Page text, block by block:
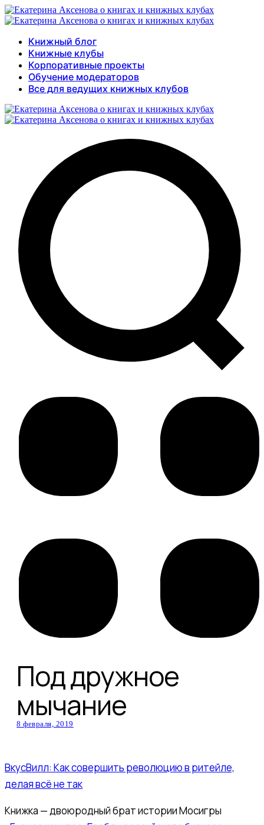
Книжный блог
Книжные клубы
Корпоративные проекты
Обучение модераторов
Все для ведущих книжных клубов
Под дружное
мычание
8 февраля, 2019
ВкусВилл: Как совершить революцию в ритейле,
делая всё не так
Книжка — двоюродный брат истории Мосигры